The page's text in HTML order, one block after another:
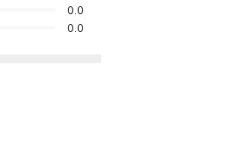
0.0
0.0